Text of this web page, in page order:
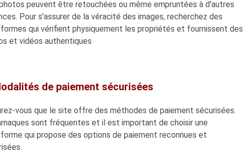
peuvent être retouchées ou même empruntées à d'autres
Pour s'assurer de la véracité des images, recherchez des
qui vérifient physiquement les propriétés et fournissent des
et vidéos authentiques
de paiement sécurisées
vous que le site offre des méthodes de paiement sécurisées.
sont fréquentes et il est important de choisir une
qui propose des options de paiement reconnues et